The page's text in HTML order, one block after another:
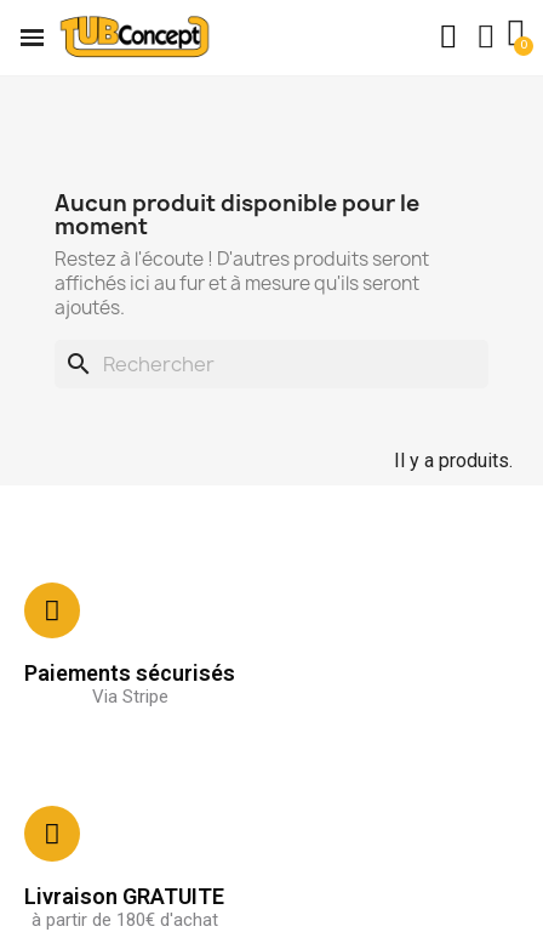
Aucun produit disponible pour le
moment
Restez à l'écoute ! D'autres produits seront
affichés ici au fur et à mesure qu'ils seront
ajoutés.
search
Il y a produits.
Paiements sécurisés
Via Stripe
Livraison GRATUITE
à partir de 180€ d'achat